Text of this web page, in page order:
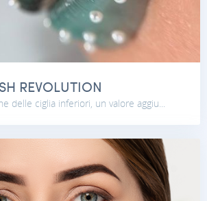
REVOLUTION
delle ciglia inferiori, un valore aggiu...